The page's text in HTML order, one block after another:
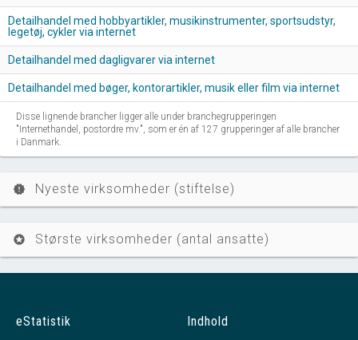
Detailhandel med hobbyartikler, musikinstrumenter, sportsudstyr,
legetøj, cykler via internet
Detailhandel med dagligvarer via internet
Detailhandel med bøger, kontorartikler, musik eller film via internet
Disse lignende brancher ligger alle under branchegrupperingen
"Internethandel, postordre mv.", som er én af 127 grupperinger af alle brancher
i Danmark.
new_releases Nyeste virksomheder (stiftelse)
stars Største virksomheder (antal ansatte)
eStatistik Indhold